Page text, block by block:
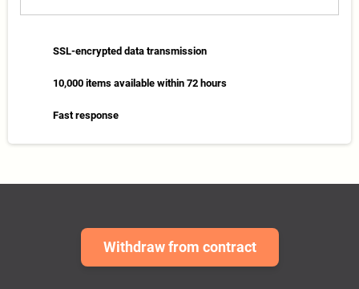
SSL-encrypted data transmission
10,000 items available within 72 hours
Fast response
Withdraw from contract